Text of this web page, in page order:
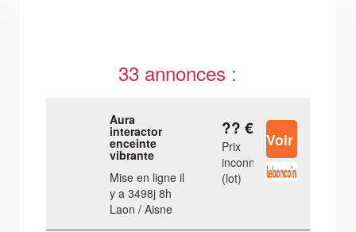
33 annonces :
Aura
interactor
enceinte
vibrante
Mise en ligne il
y a 3498j 8h
Laon / Aisne
?? €
Prix
inconnu
(lot)